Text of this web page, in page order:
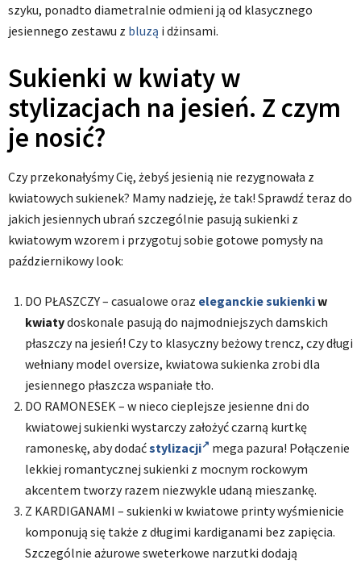
szyku, ponadto diametralnie odmieni ją od klasycznego
jesiennego zestawu z bluzą i dżinsami.
Sukienki w kwiaty w
stylizacjach na jesień. Z czym
je nosić?
Czy przekonałyśmy Cię, żebyś jesienią nie rezygnowała z
kwiatowych sukienek? Mamy nadzieję, że tak! Sprawdź teraz do
jakich jesiennych ubrań szczególnie pasują sukienki z
kwiatowym wzorem i przygotuj sobie gotowe pomysły na
październikowy look:
DO PŁASZCZY – casualowe oraz eleganckie sukienkiw
kwiatydoskonale pasują do najmodniejszych damskich
płaszczy na jesień! Czy to klasyczny beżowy trencz, czy długi
wełniany model oversize, kwiatowa sukienka zrobi dla
jesiennego płaszcza wspaniałe tło.
DO RAMONESEK – w nieco cieplejsze jesienne dni do
kwiatowej sukienki wystarczy założyć czarną kurtkę
ramoneskę, aby dodaćstylizacji
mega pazura! Połączenie
lekkiej romantycznej sukienki z mocnym rockowym
akcentem tworzy razem niezwykle udaną mieszankę.
Z KARDIGANAMI – sukienki w kwiatowe printy wyśmienicie
komponują się także z długimi kardiganami bez zapięcia.
Szczególnie ażurowe sweterkowe narzutki dodają